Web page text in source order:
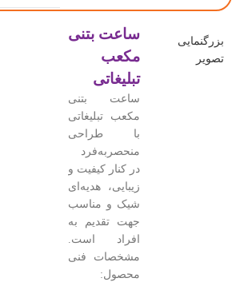
بزرگنمایی
تصویر
ساعت بتنی
مکعب
تبلیغاتی
ساعت بتنی
مکعب تبلیغاتی
با طراحی
منحصربه‌فرد
در کنار کیفیت و
زیبایی، هدیه‌ای
شیک و مناسب
جهت تقدیم به
افراد است.
مشخصات فنی
محصول: